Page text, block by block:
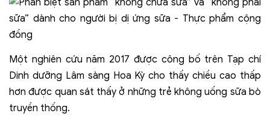
Một nghiên cứu năm 2017 được công bố trên Tạp chí
Dinh dưỡng Lâm sàng Hoa Kỳ cho thấy chiều cao thấp
hơn được quan sát thấy ở những trẻ không uống sữa bò
truyền thống.